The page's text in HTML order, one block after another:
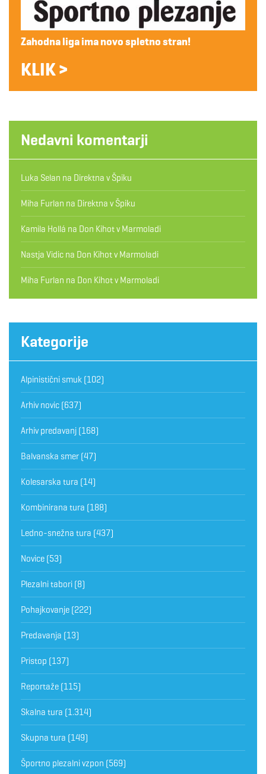
Zahodna liga ima novo spletno stran!
KLIK >
Nedavni komentarji
Luka Selan na Direktna v Špiku
Miha Furlan na Direktna v Špiku
Kamila Hollá na Don Kihot v Marmoladi
Nastja Vidic na Don Kihot v Marmoladi
Miha Furlan na Don Kihot v Marmoladi
Kategorije
Alpinistični smuk (102)
Arhiv novic (637)
Arhiv predavanj (168)
Balvanska smer (47)
Kolesarska tura (14)
Kombinirana tura (188)
Ledno-snežna tura (437)
Novice (53)
Plezalni tabori (8)
Pohajkovanje (222)
Predavanja (13)
Pristop (137)
Reportaže (115)
Skalna tura (1.314)
Skupna tura (149)
Športno plezalni vzpon (569)